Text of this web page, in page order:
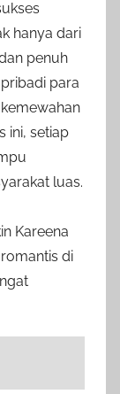
hanya dari
penuh
para
ini, setiap
luas.
Kareena
di